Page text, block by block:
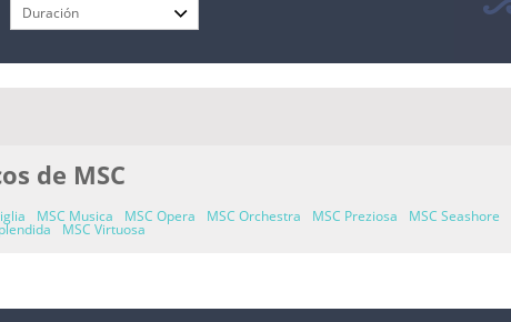
de MSC
MSC Musica MSC Opera MSC Orchestra MSC Preziosa MSC Seashore
MSC Virtuosa